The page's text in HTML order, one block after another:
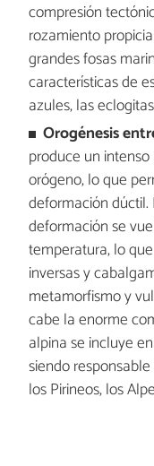
compresión
rozamiento
grandes fosas
características de
azules, las
Orogénesis
produce un
orógeno, lo que
deformación dúctil.
deformación se
temperatura, lo
inversas y
metamorfismo y
cabe la enorme
alpina se incluye
siendo
los Pirineos, los